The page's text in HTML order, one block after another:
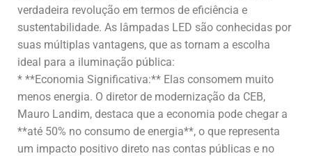
verdadeira revolução em termos de eficiência e
sustentabilidade. As lâmpadas LED são conhecidas por
suas múltiplas vantagens, que as tornam a escolha
ideal para a iluminação pública:
* **Economia Significativa:** Elas consomem muito
menos energia. O diretor de modernização da CEB,
Mauro Landim, destaca que a economia pode chegar a
**até 50% no consumo de energia**, o que representa
um impacto positivo direto nas contas públicas e no